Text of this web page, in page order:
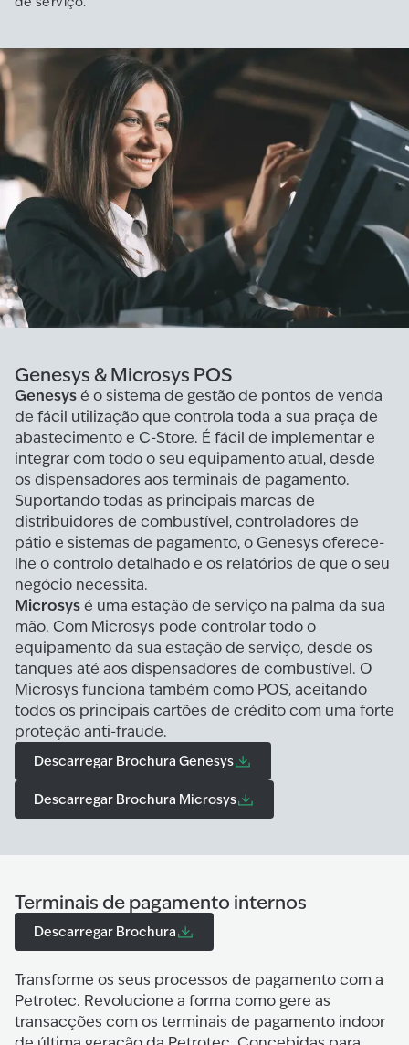
Genesys & Microsys POS
Genesysé o sistema de gestão de pontos de venda
de fácil utilização que controla toda a sua praça de
abastecimento e C-Store. É fácil de implementar e
integrar com todo o seu equipamento atual, desde
os dispensadores aos terminais de pagamento.
Suportando todas as principais marcas de
distribuidores de combustível, controladores de
pátio e sistemas de pagamento, o Genesys oferece-
lhe o controlo detalhado e os relatórios de que o seu
negócio necessita.
Microsysé uma estação de serviço na palma da sua
mão. Com Microsys pode controlar todo o
equipamento da sua estação de serviço, desde os
tanques até aos dispensadores de combustível. O
Microsys funciona também como POS, aceitando
todos os principais cartões de crédito com uma forte
proteção anti-fraude.
Descarregar Brochura Genesys
Descarregar Brochura Microsys
Terminais de pagamento internos
Descarregar Brochura
Transforme os seus processos de pagamento com a
Petrotec. Revolucione a forma como gere as
transacções com os terminais de pagamento indoor